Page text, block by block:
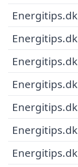
Energitips.dk
Energitips.dk
Energitips.dk
Energitips.dk
Energitips.dk
Energitips.dk
Energitips.dk